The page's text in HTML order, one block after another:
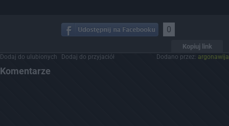
0
Kopiuj link
Dodaj do ulubionych Dodaj do przyjaciół Dodano przez: argonawija
Komentarze